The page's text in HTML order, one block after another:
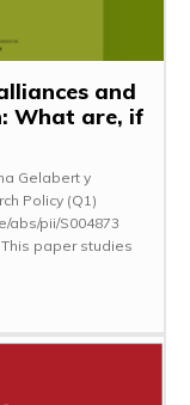
and
What are, if
Gelabert y
abs/pii/S004873